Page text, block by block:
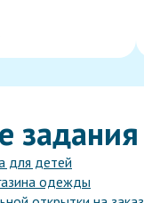
задания
для детей
одежды